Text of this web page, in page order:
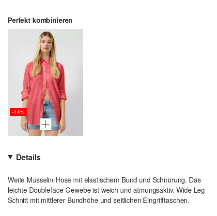
Perfekt kombinieren
-14%
Details
Weite Musselin-Hose mit elastischem Bund und Schnürung. Das
leichte Doubleface-Gewebe ist weich und atmungsaktiv. Wide Leg
Schnitt mit mittlerer Bundhöhe und seitlichen Eingrifftaschen.